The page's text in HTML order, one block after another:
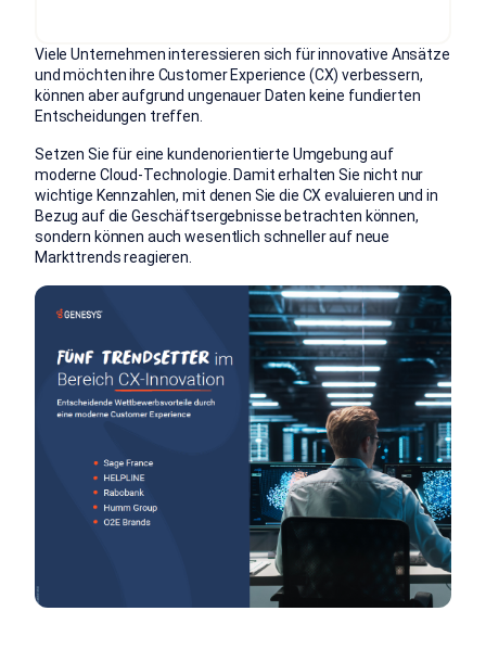
Viele Unternehmen interessieren sich für innovative Ansätze
und möchten ihre Customer Experience (CX) verbessern,
können aber aufgrund ungenauer Daten keine fundierten
Entscheidungen treffen.
Setzen Sie für eine kundenorientierte Umgebung auf
moderne Cloud-Technologie. Damit erhalten Sie nicht nur
wichtige Kennzahlen, mit denen Sie die CX evaluieren und in
Bezug auf die Geschäftsergebnisse betrachten können,
sondern können auch wesentlich schneller auf neue
Markttrends reagieren.